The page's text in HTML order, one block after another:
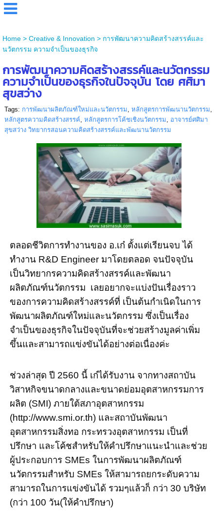
Home> Creative & Innovation > การพัฒนาความคิดสร้างสรรค์และ
นวัตกรรม ความจำเป็นของธุรกิจ
การพัฒนาความคิดสร้างสรรค์และนวัตกรรม
ความจำเป็นของธุรกิจในปัจจุบัน โดย ศศิมา
สุขสว่าง
Tags: การพัฒนาผลิตภัณฑ์ใหม่และนวัตกรรม, หลักสูตรการพัฒนานวัตกรรม,
หลักสูตรความคิดสร้างสรรค์, หลักสูตรการโค้ชเชิงนวัตกรรม, อาจารย์ศศิมา
สุขสว่าง วิทยากรสอนความคิดสร้างสรรค์และพัฒนานวัตกรรม
ตลอดชีวิตการทำงานของ อ.เก๋ ตั้งแต่เรียนจบ ได้
ทำงาน R&D Engineer มาโดยตลอด จนปัจจุบัน
เป็นวิทยากรความคิดสร้างสรรค์และพัฒนา
ผลิตภัณฑ์นวัตกรรม เลยอยากจะแบ่งปันเรื่องราว
ของการความคิดสร้างสรรค์ที่ เป็นต้นกำเนิดในการ
พัฒนาผลิตภัณฑ์ใหม่และนวัตกรรม ซึ่งเป็นเรื่อง
จำเป็นของธุรกิจในปัจจุบันที่จะช่วยสร้างมูลค่าเพิ่ม
ขึ้นและสามารถแข่งขันได้อย่างต่อเนื่องค่ะ
ช่วงล่าสุด ปี 2560 นี้ เก๋ได้รับงาน จากทางสถาบัน
วิสาหกิจขนาดกลางและขนาดย่อมอุตสาหกรรมการ
ผลิต (SMI) ภายใต้สภาอุตสาหกรรม
(http://www.smi.or.th) และสถาบันพัฒนา
อุตสาหกรรมสิ่งทอ กระทรวงอุตสาหกรรม เป็นที่
ปรึกษา และโค้ชสำหรับให้คำปรึกษาแนะนำและช่วย
ผู้ประกอบการ SMEs ในการพัฒนาผลิตภัณฑ์
นวัตกรรมสำหรับ SMEs ให้สามารถยกระดับความ
สามารถในการแข่งขันได้ รวมๆแล้วก็ กว่า 30 บริษัท
(กว่า 100 วัน(ให้คำปรึกษา)